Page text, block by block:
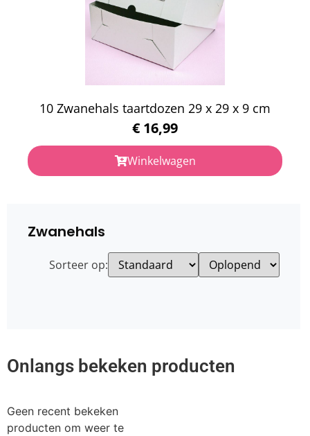
10 Zwanehals taartdozen 29 x 29 x 9 cm
€ 16,99
Winkelwagen
Zwanehals
Sorteer op:
Onlangs bekeken producten
Geen recent bekeken
producten om weer te